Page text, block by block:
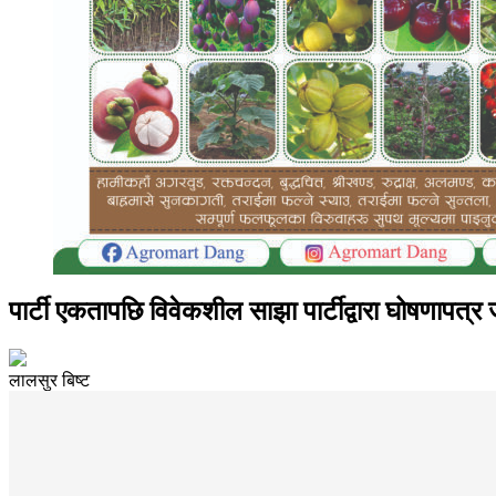
पार्टी एकतापछि विवेकशील साझा पार्टीद्वारा घोषणापत्र
लालसुर बिष्ट